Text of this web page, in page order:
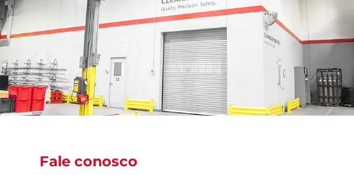
As modernas instalações de sala limpa da Bray
possuem certificação de limpeza de precisão ISO
classe 6 a ISO classe 9 em todo o mundo, onde as
válvulas são limpas, inspecionadas, ensacadas e
etiquetadas para atender aos mais rigorosos
padrões globais, assegurando válvulas sem
contaminação.
Fale conosco